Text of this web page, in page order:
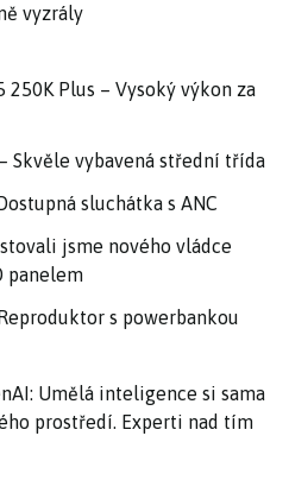
vyzrály
Plus – Vysoký výkon za
Skvěle vybavená střední třída
sluchátka s ANC
jsme nového vládce
panelem
s powerbankou
Umělá inteligence si sama
prostředí. Experti nad tím